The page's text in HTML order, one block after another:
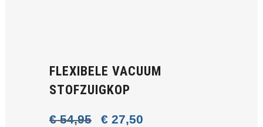
FLEXIBELE VACUUM
STOFZUIGKOP
€54,95
Oorspronkelijke
€ 27,50